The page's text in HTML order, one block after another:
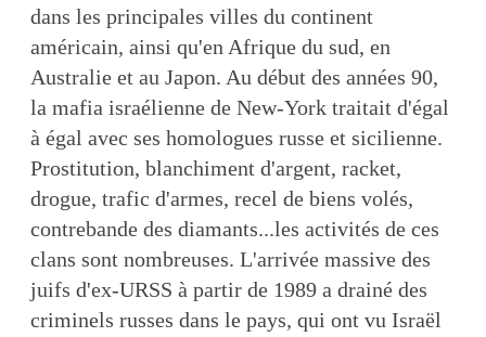
dans les principales villes du continent
américain, ainsi qu'en Afrique du sud, en
Australie et au Japon. Au début des années 90,
la mafia israélienne de New-York traitait d'égal
à égal avec ses homologues russe et sicilienne.
Prostitution, blanchiment d'argent, racket,
drogue, trafic d'armes, recel de biens volés,
contrebande des diamants...les activités de ces
clans sont nombreuses. L'arrivée massive des
juifs d'ex-URSS à partir de 1989 a drainé des
criminels russes dans le pays, qui ont vu Israël